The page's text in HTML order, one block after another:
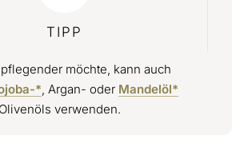
TIPP
möchte, kann auch
*, Argan- oder Mandelöl*
verwenden.